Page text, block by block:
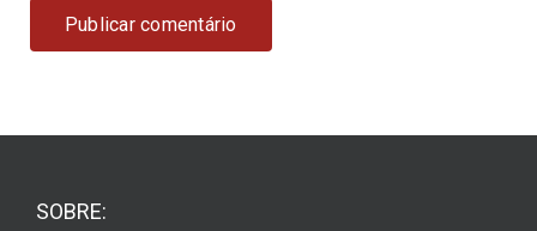
SOBRE: